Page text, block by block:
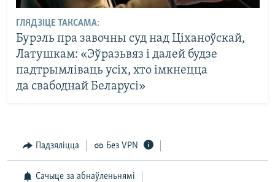
ГЛЯДЗІЦЕ ТАКСАМА:
Бурэль пра завочны суд над Ціханоўскай,
Латушкам: «Эўразьвяз і далей будзе
падтрымліваць усіх, хто імкнецца
да свабоднай Беларусі»
Падзяліцца Без VPN
Сачыце за абнаўленьнямі